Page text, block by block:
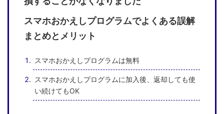
スマホおかえしプログラムでよくある誤解
まとめとメリット
スマホおかえしプログラムは無料
スマホおかえしプログラムに加入後、返却しても使
い続けてもOK